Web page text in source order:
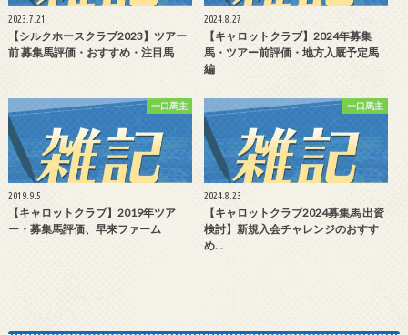
2023.7.21
【シルクホースクラブ2023】ツアー
前 募集馬評価・おすすめ・注目馬
2024.8.27
【キャロットクラブ】2024年募集
馬・ツアー前評価・地方入厩予定馬
編
一口馬主
2019.9.5
【キャロットクラブ】2019年ツア
ー・募集馬評価、早来ファーム
一口馬主
2024.8.23
【キャロットクラブ2024募集馬 出資
検討】新規入会チャレンジのおすす
め…